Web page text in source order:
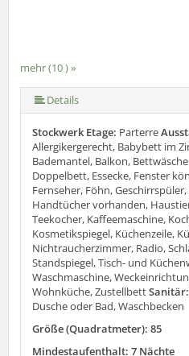
mehr (10 ) »
mehr (10 ) »
mehr (10 ) »
mehr (10 ) »
mehr (10 ) »
mehr (10 ) »
mehr (10 ) »
Details
Stockwerk Etage: Parterre
Allergikergerecht, Babybett im
Bademantel, Balkon,
Doppelbett, Essecke, Fenster
Fernseher, Föhn,
Handtücher vorhanden,
Teekocher, Kaffeemaschine,
Kosmetikspiegel, Küchenzeile,
Nichtraucherzimmer, Radio,
Standspiegel, Tisch- und
Waschmaschine,
Wohnküche, ZustellbettSanitär:
Dusche oder Bad, Waschbecken
Größe (Quadratmeter): 85
Mindestaufenthalt: 7 Nächte